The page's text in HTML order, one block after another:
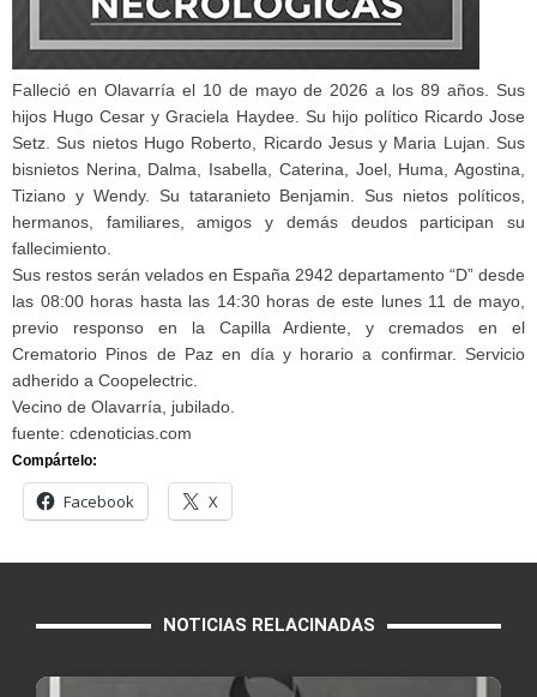
Falleció en Olavarría el 10 de mayo de 2026 a los 89 años. Sus
hijos Hugo Cesar y Graciela Haydee. Su hijo político Ricardo Jose
Setz. Sus nietos Hugo Roberto, Ricardo Jesus y Maria Lujan. Sus
bisnietos Nerina, Dalma, Isabella, Caterina, Joel, Huma, Agostina,
Tiziano y Wendy. Su tataranieto Benjamin. Sus nietos políticos,
hermanos, familiares, amigos y demás deudos participan su
fallecimiento.
Sus restos serán velados en España 2942 departamento “D” desde
las 08:00 horas hasta las 14:30 horas de este lunes 11 de mayo,
previo responso en la Capilla Ardiente, y cremados en el
Crematorio Pinos de Paz en día y horario a confirmar. Servicio
adherido a Coopelectric.
Vecino de Olavarría, jubilado.
fuente: cdenoticias.com
Compártelo:
Facebook X
NOTICIAS RELACINADAS